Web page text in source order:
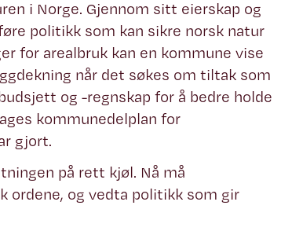
i Norge. Gjennom sitt eierskap og
politikk som kan sikre norsk natur
for arealbruk kan en kommune vise
når det søkes om tiltak som
og -regnskap for å bedre holde
kommunedelplan for
gjort.
på rett kjøl. Nå må
ordene, og vedta politikk som gir